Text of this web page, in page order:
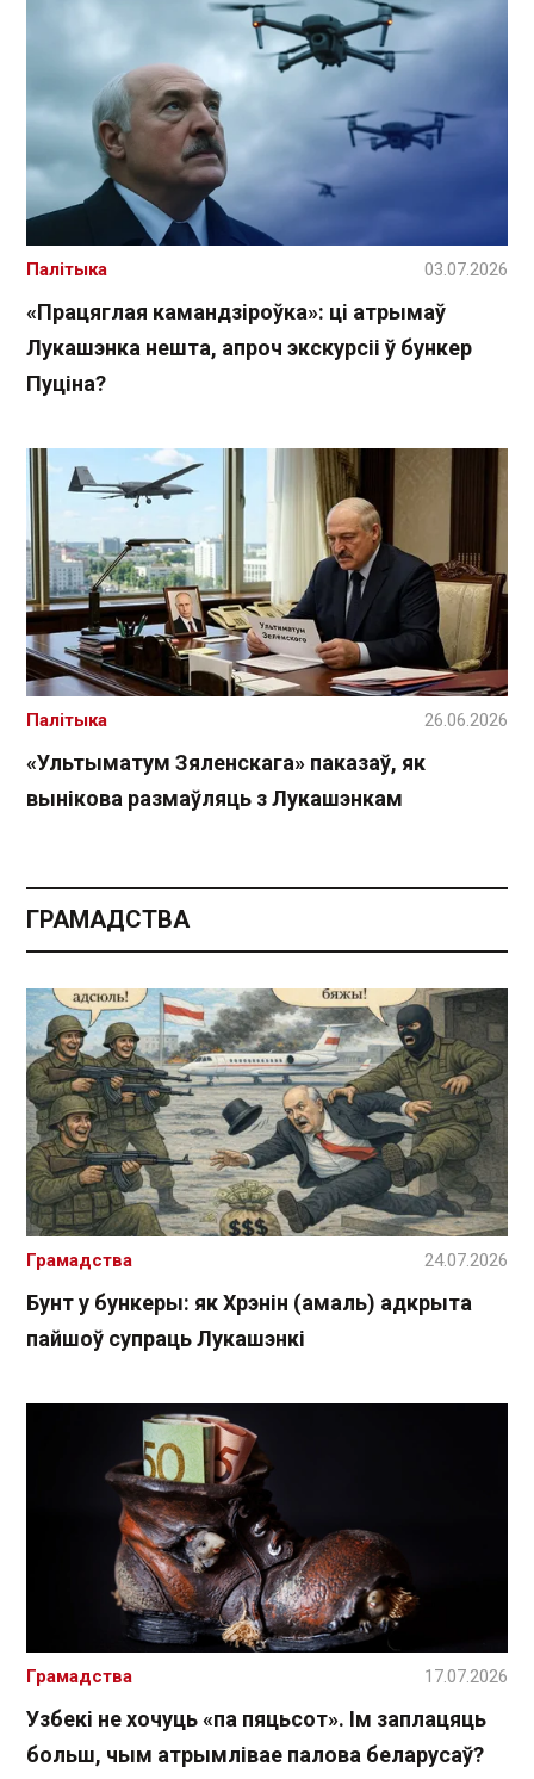
«Працяглая камандзіроўка»: ці атрымаў
Лукашэнка нешта, апроч экскурсіі ў бункер
Пуціна?
Палітыка 03.07.2026
«Ультыматум Зяленскага» паказаў, як
вынікова размаўляць з Лукашэнкам
Палітыка 26.06.2026
ГРАМАДСТВА
Бунт у бункеры: як Хрэнін (амаль) адкрыта
пайшоў супраць Лукашэнкі
Грамадства 24.07.2026
Узбекі не хочуць «па пяцьсот». Ім заплацяць
больш, чым атрымлівае палова беларусаў?
Грамадства 17.07.2026